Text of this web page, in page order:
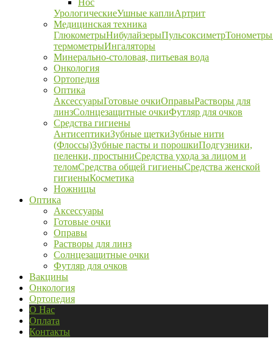
Нос
УрологическиеУшные каплиАртрит
Медицинская техника
ГлюкометрыНибулайзерыПульсоксиметрТонометры
термометрыИнгаляторы
Минерально-столовая, питьевая вода
Онкология
Ортопедия
Оптика
АксессуарыГотовые очкиОправыРастворы для
линзСолнцезащитные очкиФутляр для очков
Средства гигиены
АнтисептикиЗубные щеткиЗубные нити
(Флоссы)Зубные пасты и порошкиПодгузники,
пеленки, простыниСредства ухода за лицом и
теломСредства общей гигиеныСредства женской
гигиеныКосметика
Ножницы
Оптика
Аксессуары
Готовые очки
Оправы
Растворы для линз
Солнцезащитные очки
Футляр для очков
Вакцины
Онкология
Ортопедия
О Нас
Оплата
Контакты